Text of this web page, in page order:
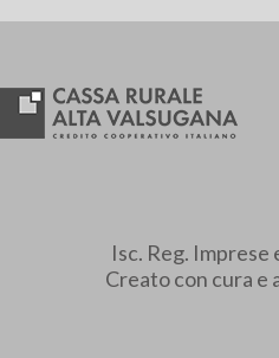
Isc. Reg.
Creato con cura e